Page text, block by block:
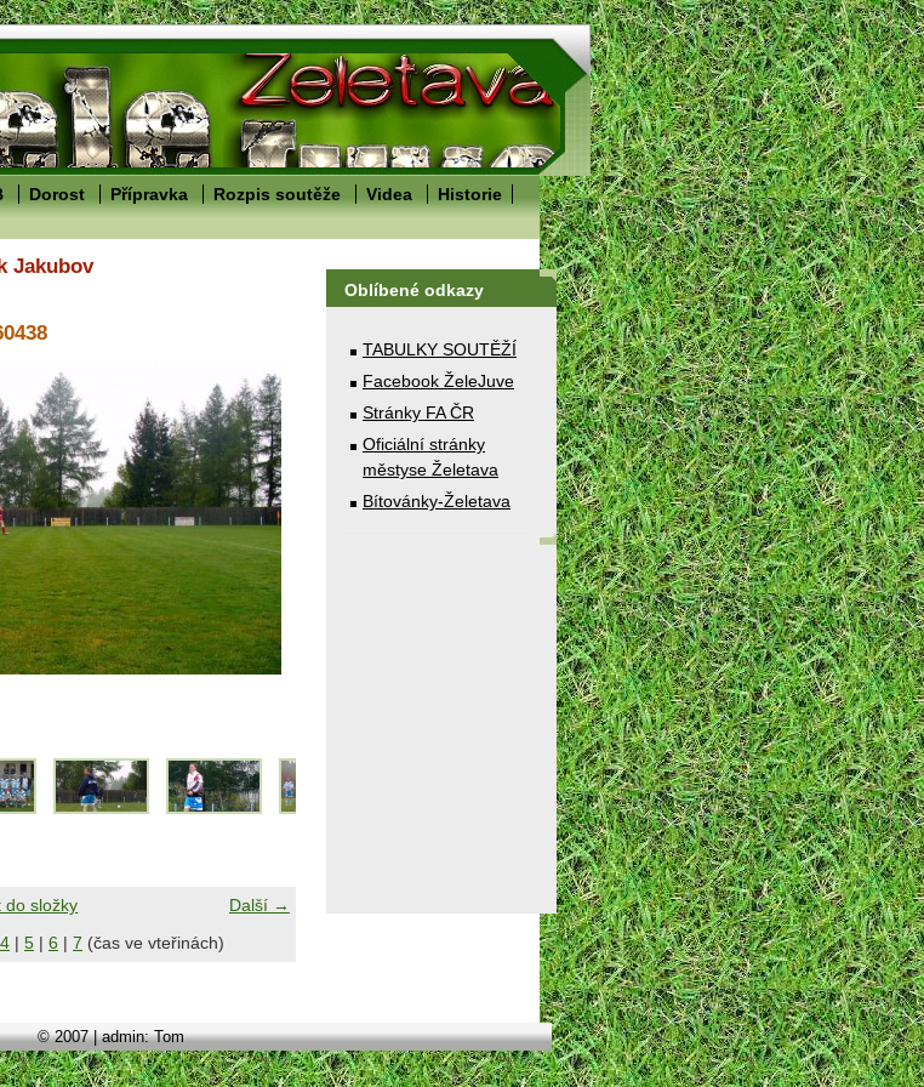
Dorost Přípravka Rozpis soutěže Videa
Historie
Oblíbené odkazy
TABULKY SOUTĚŽÍ
Facebook ŽeleJuve
Stránky FA ČR
Oficiální stránky
městyse Želetava
Bítovánky-Želetava
Jakubov
Další →
do složky
4 | 5 | 6 | 7 (čas ve vteřinách)
© 2007 | admin: Tom